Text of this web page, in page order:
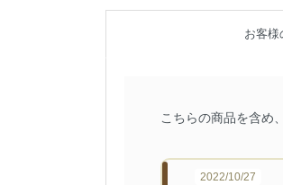
お客様
こちらの商品を含め
2022/10/27